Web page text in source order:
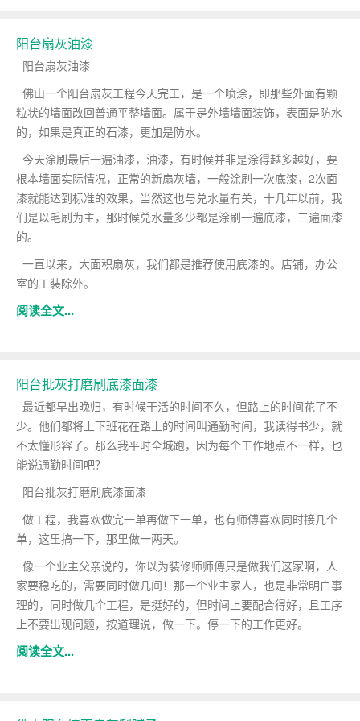
阳台扇灰油漆
阳台扇灰油漆
佛山一个阳台扇灰工程今天完工，是一个喷涂，即那些外面有颗
粒状的墙面改回普通平整墙面。属于是外墙墙面装饰，表面是防水
的，如果是真正的石漆，更加是防水。
今天涂刷最后一遍油漆，油漆，有时候并非是涂得越多越好，要
根本墙面实际情况，正常的新扇灰墙，一般涂刷一次底漆，2次面
漆就能达到标准的效果，当然这也与兑水量有关，十几年以前，我
们是以毛刷为主，那时候兑水量多少都是涂刷一遍底漆，三遍面漆
的。
一直以来，大面积扇灰，我们都是推荐使用底漆的。店铺，办公
室的工装除外。
阅读全文...
阳台批灰打磨刷底漆面漆
最近都早出晚归，有时候干活的时间不久，但路上的时间花了不
少。他们都将上下班花在路上的时间叫通勤时间，我读得书少，就
不太懂形容了。那么我平时全城跑，因为每个工作地点不一样，也
能说通勤时间吧？
阳台批灰打磨刷底漆面漆
做工程，我喜欢做完一单再做下一单，也有师傅喜欢同时接几个
单，这里搞一下，那里做一两天。
像一个业主父亲说的，你以为装修师师傅只是做我们这家啊，人
家要稳吃的，需要同时做几间！那一个业主家人，也是非常明白事
理的，同时做几个工程，是挺好的，但时间上要配合得好，且工序
上不要出现问题，按道理说，做一下。停一下的工作更好。
阅读全文...